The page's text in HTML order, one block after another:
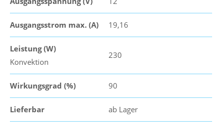
Ausgangsstrom max. (A) 19,16
Leistung (W)
Konvektion
230
Wirkungsgrad (%) 90
Lieferbar ab Lager